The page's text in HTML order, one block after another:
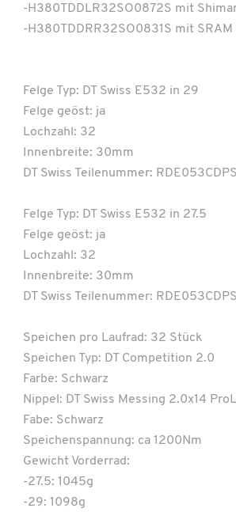
-H380TDDLR32SO0872S mit
-H380TDDRR32SO0831S mit SRAM
Felge Typ: DT Swiss E532 in 29
Felge geöst: ja
Lochzahl: 32
Innenbreite: 30mm
DT Swiss Teilenummer:
Felge Typ: DT Swiss E532 in 27.5
Felge geöst: ja
Lochzahl: 32
Innenbreite: 30mm
DT Swiss Teilenummer:
Speichen pro Laufrad: 32 Stück
Speichen Typ: DT Competition 2.0
Farbe: Schwarz
Nippel: DT Swiss Messing 2.0x14
Fabe: Schwarz
Speichenspannung: ca 1200Nm
Gewicht Vorderrad:
-27.5: 1045g
-29: 1098g